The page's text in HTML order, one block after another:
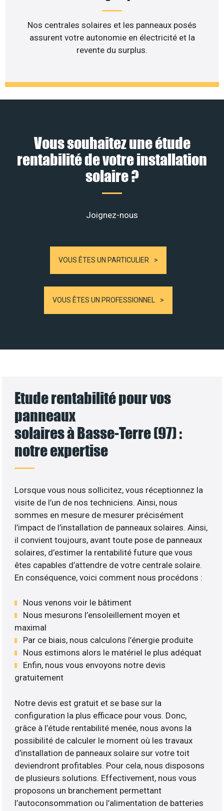
Nos centrales solaires et les panneaux posés
assurent votre autonomie en électricité et la
revente du surplus.
Vous souhaitez une étude
rentabilité de votre installation
solaire ?
Joignez-nous
VOUS ÊTES UN PARTICULIER
VOUS ÊTES UN PROFESSIONNEL
Etude rentabilité pour vos
panneaux
solaires à Basse-Terre (97) :
notre expertise
Lorsque vous nous sollicitez, vous réceptionnez la
visite de l’un de nos techniciens. Ainsi, nous
sommes en mesure de mesurer précisément
l’impact de l’installation de panneaux solaires. Ainsi,
il convient toujours, avant toute pose de panneaux
solaires, d’estimer la rentabilité future que vous
êtes capables d’attendre de votre centrale solaire.
En conséquence, voici comment nous procédons :
Nous venons voir le bâtiment
Nous mesurons l’ensoleillement moyen et
maximal
Par ce biais, nous calculons l’énergie produite
Nous estimons alors le matériel le plus adéquat
Enfin, nous vous envoyons notre devis
gratuitement
Notre devis est gratuit et se base sur la
configuration la plus efficace pour vous. Donc,
grâce à l’étude rentabilité menée, nous avons la
possibilité de calculer le moment où les travaux
d’installation de panneaux solaire sur votre toit
deviendront profitables. Pour cela, nous disposons
de plusieurs solutions. Effectivement, nous vous
proposons un branchement permettant
l’autoconsommation ou l’alimentation de batteries